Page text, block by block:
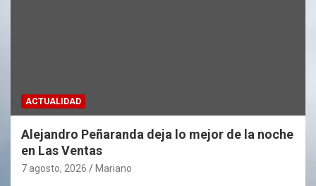
ACTUALIDAD
Alejandro Peñaranda deja lo mejor de la noche
en Las Ventas
7 agosto, 2026 Mariano